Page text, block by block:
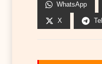
WhatsApp
X